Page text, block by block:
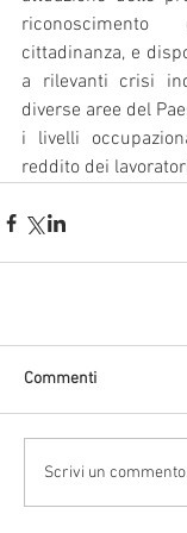
cittadinanza, e
a rilevanti crisi
diverse aree del
i livelli
reddito dei
Commenti
Scrivi un